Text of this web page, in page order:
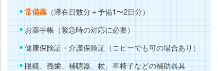
常備薬（滞在日数分＋予備1〜2日分）
お薬手帳（緊急時の対応に必要）
健康保険証・介護保険証（コピーでも可の場合あり）
眼鏡、義歯、補聴器、杖、車椅子などの補助器具